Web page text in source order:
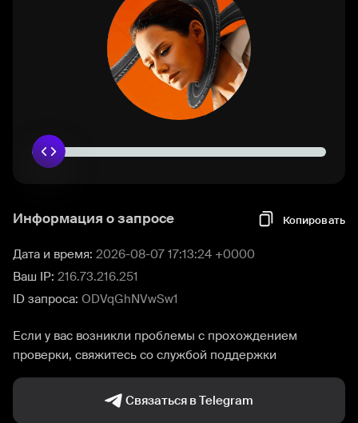
Информация о запросе Копировать
Дата и время: 2026-08-07 17:13:24 +0000
Ваш IP: 216.73.216.251
ID запроса: ODVqGhNVwSw1
Если у вас возникли проблемы с прохождением
проверки, свяжитесь со службой поддержки
Связаться в Telegram